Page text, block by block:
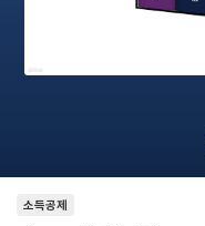
소득공제